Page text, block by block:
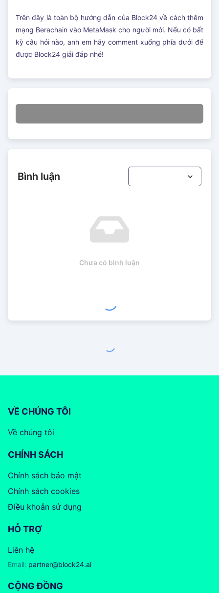
Trên đây là toàn bộ hướng dẫn của Block24 về cách thêm
mạng Berachain vào MetaMask cho người mới. Nếu có bất
kỳ câu hỏi nào, anh em hãy comment xuống phía dưới để
được Block24 giải đáp nhé!
Bình luận
Chưa có bình luận
VỀ CHÚNG TÔI
Về chúng tôi
CHÍNH SÁCH
Chính sách bảo mật
Chính sách cookies
Điều khoản sử dụng
HỖ TRỢ
Liên hệ
Email: partner@block24.ai
CỘNG ĐỒNG